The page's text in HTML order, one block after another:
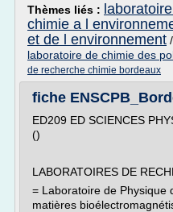
Thèmes liés :
chimie a l
et de l environnement /
laboratoire de chimie des
de recherche chimie bordeaux
fiche
ED209 ED SCIENCES
()
LABORATOIRES DE
= Laboratoire de Physique
matières